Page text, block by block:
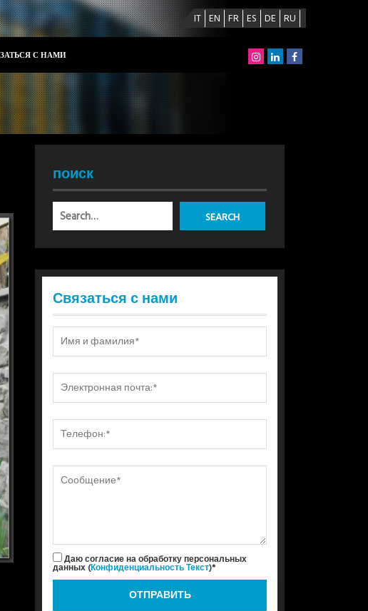
IT EN FR ES DE RU
С НАМИ
поиск
Связаться с нами
Даю согласие на обработку персональных
данных (Конфиденциальность Текст)*